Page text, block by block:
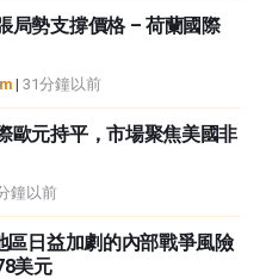
局勢支撐價格 – 荷蘭國際
| 31分鐘以前
歐元持平，市場聚焦美國非
鐘以前
區日益加劇的內部戰爭風險
美元